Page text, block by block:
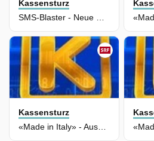
Kassensturz
SMS-Blaster - Neue Betrugsmasche in der Schweiz
Kassensturz